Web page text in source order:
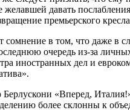
давать
премьерского
в том, что даже в
очередь из-за
иностранных дел и
Берлускони «Вперед,
более склонны к